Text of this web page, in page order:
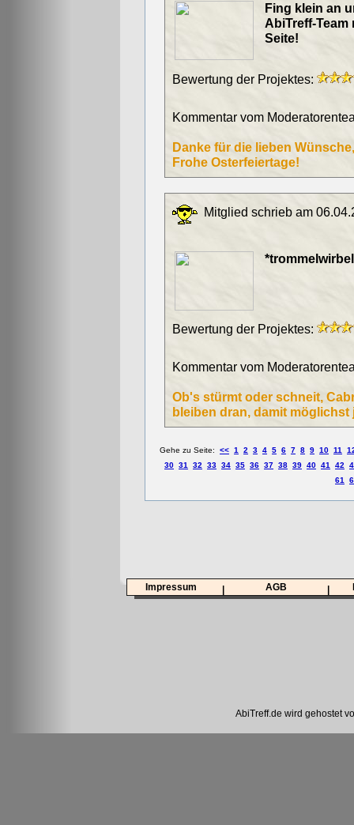
Fing klein an
AbiTreff-
Seite!
Bewertung der Projektes:
Kommentar vom
Danke für die lieben
Frohe Osterfeiertage!
Mitglied schrieb am
Bewertung der Projektes:
Kommentar vom
Ob's stürmt oder schneit,
bleiben dran, damit möglichst
Gehe zu Seite: << 1 2 3 4 5 6 7 8 9 10 11
30 31 32 33 34 35 36 37 38 39 40 41 42
61
Impressum AGB
AbiTreff.de wird gehostet